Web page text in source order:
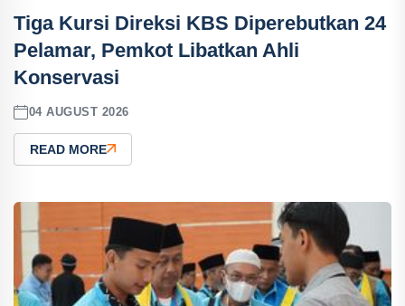
Tiga Kursi Direksi KBS Diperebutkan 24
Pelamar, Pemkot Libatkan Ahli
Konservasi
04 AUGUST 2026
READ MORE